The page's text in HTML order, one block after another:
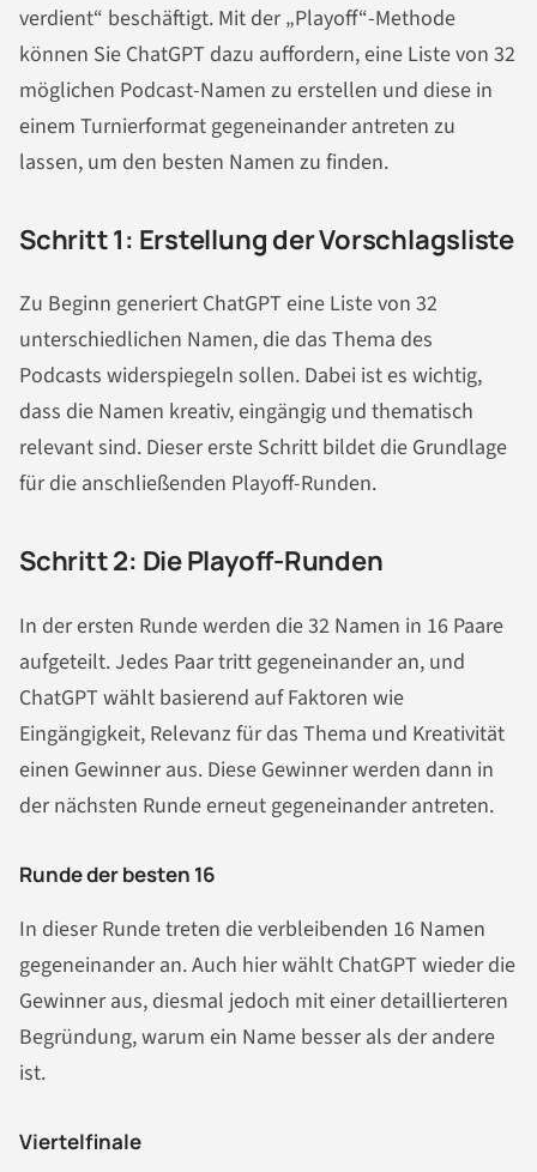
verdient“ beschäftigt. Mit der „Playoff“-Methode
können Sie ChatGPT dazu auffordern, eine Liste von 32
möglichen Podcast-Namen zu erstellen und diese in
einem Turnierformat gegeneinander antreten zu
lassen, um den besten Namen zu finden.
Schritt 1: Erstellung der Vorschlagsliste
Zu Beginn generiert ChatGPT eine Liste von 32
unterschiedlichen Namen, die das Thema des
Podcasts widerspiegeln sollen. Dabei ist es wichtig,
dass die Namen kreativ, eingängig und thematisch
relevant sind. Dieser erste Schritt bildet die Grundlage
für die anschließenden Playoff-Runden.
Schritt 2: Die Playoff-Runden
In der ersten Runde werden die 32 Namen in 16 Paare
aufgeteilt. Jedes Paar tritt gegeneinander an, und
ChatGPT wählt basierend auf Faktoren wie
Eingängigkeit, Relevanz für das Thema und Kreativität
einen Gewinner aus. Diese Gewinner werden dann in
der nächsten Runde erneut gegeneinander antreten.
Runde der besten 16
In dieser Runde treten die verbleibenden 16 Namen
gegeneinander an. Auch hier wählt ChatGPT wieder die
Gewinner aus, diesmal jedoch mit einer detaillierteren
Begründung, warum ein Name besser als der andere
ist.
Viertelfinale